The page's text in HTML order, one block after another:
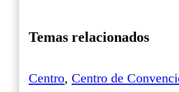
Temas relacionados
Centro, Centro de